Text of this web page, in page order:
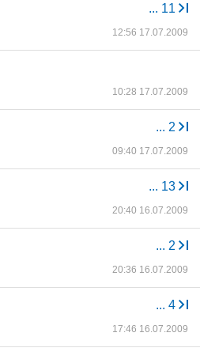
... 11
12:56 17.07.2009
10:28 17.07.2009
... 2
09:40 17.07.2009
... 13
20:40 16.07.2009
... 2
20:36 16.07.2009
... 4
17:46 16.07.2009